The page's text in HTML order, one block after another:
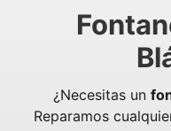
¿Necesitas un
Reparamos